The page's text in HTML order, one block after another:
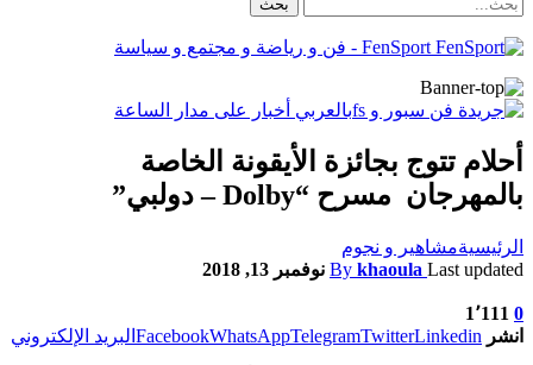
FenSport - فن و رياضة و مجتمع و سياسة
أحلام تتوج بجائزة الأيقونة الخاصة
بالمهرجان مسرح “Dolby – دولبي”
الرئيسيةمشاهير و نجوم
By khaoula Last updated نوفمبر 13, 2018
0 1٬111
انشر
FacebookWhatsAppTelegramTwitterLinkedin البريد الإلكتروني